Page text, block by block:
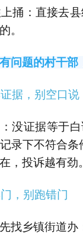
：直接去县
。
问题的村干部
据，别空口说
证据等于白
录下不符合
，投诉越有劲。
，别跑错门
乡镇街道办：